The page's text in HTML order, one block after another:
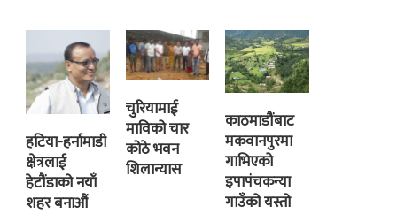
हटिया-हर्नामाडी
क्षेत्रलाई
हेटौंडाको नयाँ
शहर बनाऔं
चुरियामाई
माविको चार
कोठे भवन
शिलान्यास
काठमाडौंबाट
मकवानपुरमा
गाभिएको
इपापंचकन्या
गाउँको यस्तो